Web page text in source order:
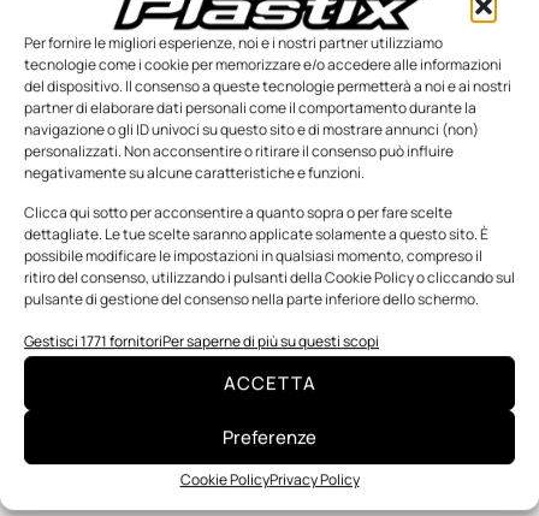
Per fornire le migliori esperienze, noi e i nostri partner utilizziamo
tecnologie come i cookie per memorizzare e/o accedere alle informazioni
del dispositivo. Il consenso a queste tecnologie permetterà a noi e ai nostri
partner di elaborare dati personali come il comportamento durante la
navigazione o gli ID univoci su questo sito e di mostrare annunci (non)
personalizzati. Non acconsentire o ritirare il consenso può influire
negativamente su alcune caratteristiche e funzioni.
Clicca qui sotto per acconsentire a quanto sopra o per fare scelte
dettagliate. Le tue scelte saranno applicate solamente a questo sito. È
possibile modificare le impostazioni in qualsiasi momento, compreso il
ritiro del consenso, utilizzando i pulsanti della Cookie Policy o cliccando sul
pulsante di gestione del consenso nella parte inferiore dello schermo.
Gestisci 1771 fornitoriPer saperne di più su questi scopi
ACCETTA
Preferenze
Cookie PolicyPrivacy Policy
Alpla aderisce al progetto Business Coalition for a
Global Plastics Treaty
L’ambizioso progetto “Business Coalition for a Global Plastics
Treaty”, lanciato lo scorso settembre dalla Fondazione Ellen
MacArthur e dal WWF sotto l’egida dell’UNEP (United Nations